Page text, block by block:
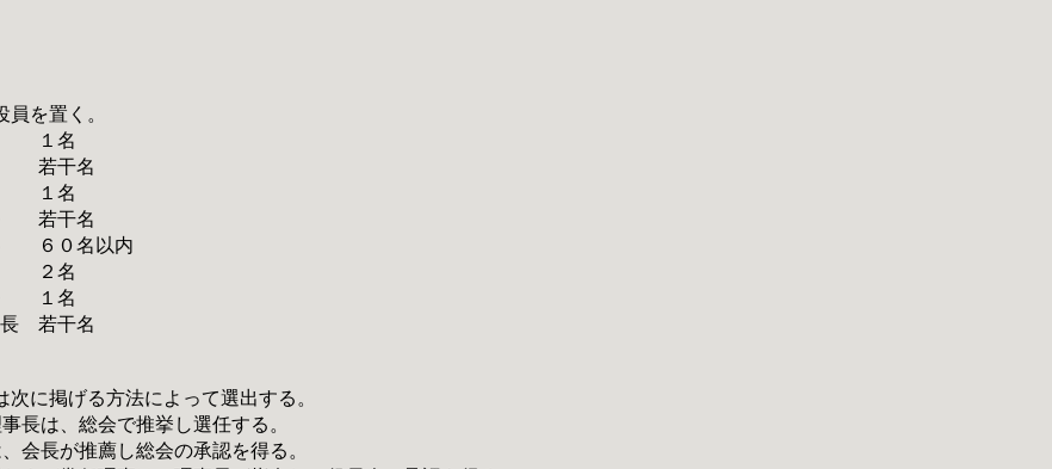
を置く。
１名
若干名
１名
若干名
６０名以内
２名
１名
若干名
次に掲げる方法によって選出する。
長は、総会で推挙し選任する。
会長が推薦し総会の承認を得る。